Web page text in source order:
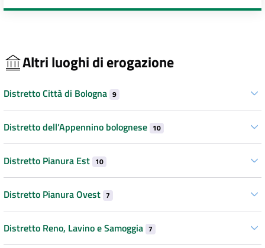
Altri luoghi di erogazione
Distretto Città di Bologna 9
Distretto dell’Appennino bolognese 10
Distretto Pianura Est 10
Distretto Pianura Ovest 7
Distretto Reno, Lavino e Samoggia 7